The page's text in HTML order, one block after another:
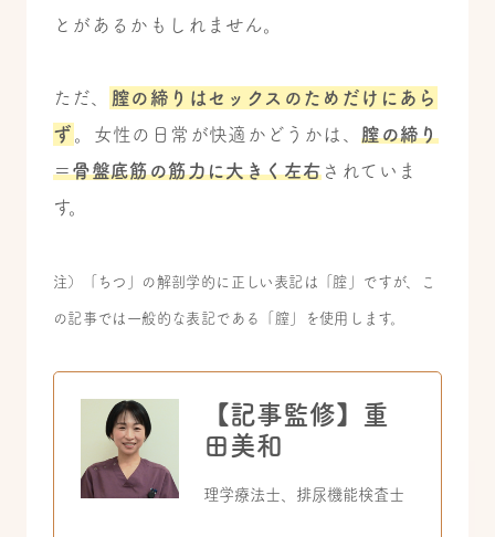
とがあるかもしれません。
ただ、
膣の締りはセックスのためだけにあら
ず 。 女性の日常が快適かどうかは、膣の締り
＝骨盤底筋の筋力に大きく左右 されていま
す。
注）「ちつ」の解剖学的に正しい表記は「腟」ですが、こ
の記事では一般的な表記である「膣」を使用します。
【記事監修】重
田美和
理学療法士、排尿機能検査士